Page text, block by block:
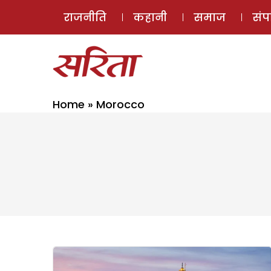
राजनीति कहानी समाज
Home » Morocco